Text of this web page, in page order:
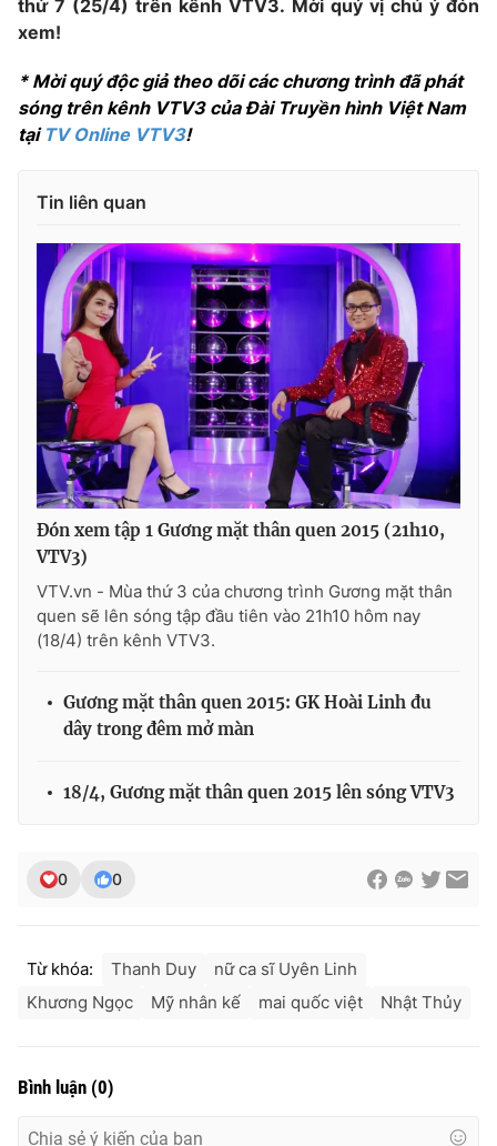
Ðiện thoại Thời báo VTV:024.66 897 897
Email:
Liên hệ quảng cáo:024-7300.7108
® Cấm sao chép dưới mọi hình thức nếu không có sự chấp
thuận bằng văn bản. Ghi rõ nguồn VTV.vn khi phát hành lại
thông tin từ website này.
thứ 7 (25/4) trên kênh VTV3. Mời quý vị chú ý đón
xem!
* Mời quý độc giả theo dõi các chương trình đã phát
sóng trên kênh VTV3 của Đài Truyền hình Việt Nam
tại TV Online VTV3!
Tin liên quan
Đón xem tập 1 Gương mặt thân quen 2015 (21h10,
VTV3)
VTV.vn - Mùa thứ 3 của chương trình Gương mặt thân
quen sẽ lên sóng tập đầu tiên vào 21h10 hôm nay
(18/4) trên kênh VTV3.
Gương mặt thân quen 2015: GK Hoài Linh đu
dây trong đêm mở màn
18/4, Gương mặt thân quen 2015 lên sóng VTV3
0 0
Từ khóa: Thanh Duy
nữ ca sĩ Uyên Linh
Khương Ngọc
Mỹ nhân kế mai quốc việt Nhật Thủy
Bình luận (0)